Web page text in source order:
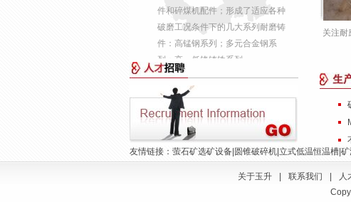
玉升人对球磨机配件产品铸
加强球磨机衬板保养工作防
能与客户建立长期合作关系
玉升铸造厂不在高铬板锤价
件和碎煤机配件；形成了适应各种
破磨工况条件下的几大系列耐磨铸
件：高锰钢系列；多元合金钢系
列；高、低铬铸铁系列...
关注耐
友情链接：萤石矿选矿设备|圆锥破碎机|立式低温恒温槽|
关于玉升 联系我们 人